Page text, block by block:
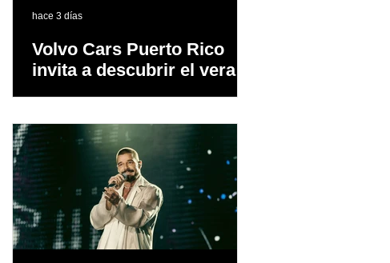
Volvo Cars Puerto Rico
invita a descubrir el verano
hace 3 días